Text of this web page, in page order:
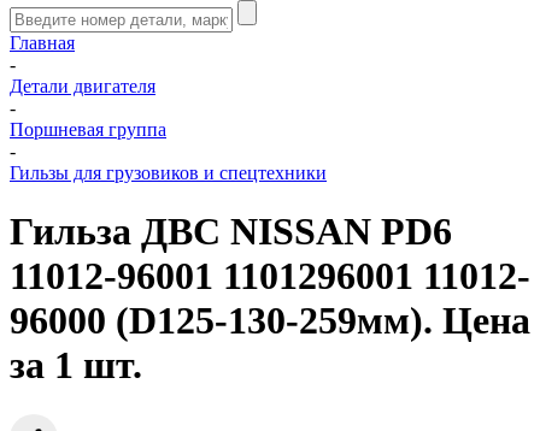
Главная
-
Детали двигателя
-
Поршневая группа
-
Гильзы для грузовиков и спецтехники
Гильза ДВС NISSAN PD6
11012-96001 1101296001 11012-
96000 (D125-130-259мм). Цена
за 1 шт.